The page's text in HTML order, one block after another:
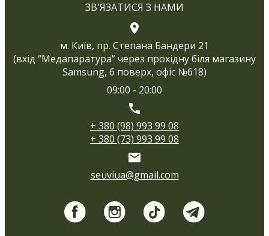
ЗВ'ЯЗАТИСЯ З НАМИ
м. Київ, пр. Степана Бандери 21
(вхід “Медапаратура” через прохідну біля магазину
Samsung, 6 поверх, офіс №618)
09:00 - 20:00
+ 380 (98) 993 99 08
+ 380 (73) 993 99 08
seuviua@gmail.com